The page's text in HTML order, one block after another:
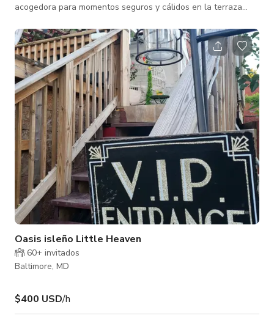
acogedora para momentos seguros y cálidos en la terraza
glamorosa y espaciosa 4/3 está en el corazón de Patterson
Park. Recientemente renovada completamente, pero
conservando características históricas, ha sido usada
anteriormente para sesiones fotográficas, cenas y otras
celebraciones, pero la ubicación es versátil y
Oasis isleño Little Heaven
60+ invitados
Baltimore, MD
$400 USD/h